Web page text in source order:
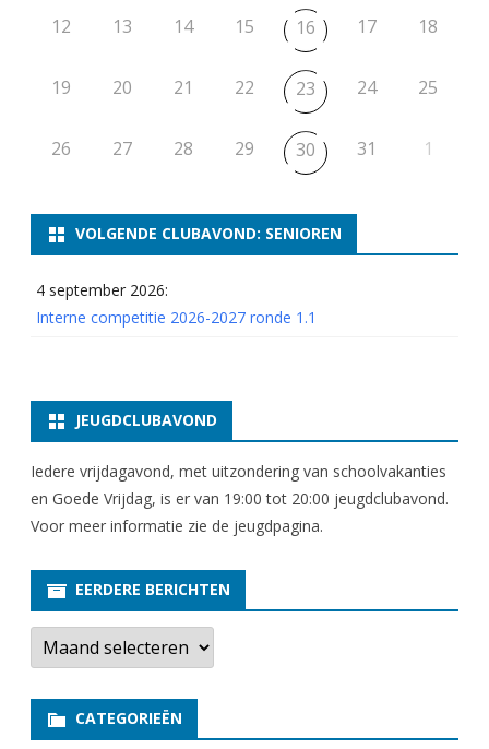
e
k
r
12 13 14 15 16 17 18
19 20 21 22 23 24 25
26 27 28 29 30 31 1
VOLGENDE CLUBAVOND: SENIOREN
4 september 2026:
Interne competitie 2026-2027 ronde 1.1
JEUGDCLUBAVOND
Iedere vrijdagavond, met uitzondering van schoolvakanties
en Goede Vrijdag, is er van 19:00 tot 20:00 jeugdclubavond.
Voor meer informatie zie de jeugdpagina.
EERDERE BERICHTEN
E
r
e
e
CATEGORIEËN